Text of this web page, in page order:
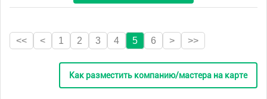
<< < 1 2 3 4 5 6 > >>
Как разместить компанию/мастера на карте